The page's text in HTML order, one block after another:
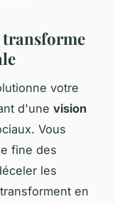
votre
d'une vision
Vous
fine des
les
en